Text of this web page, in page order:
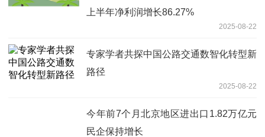
上半年净利润增长86.27%
2025-08-22
专家学者共探中国公路交通数智化转型新
路径
2025-08-22
今年前7个月北京地区进出口1.82万亿元
民企保持增长